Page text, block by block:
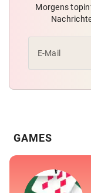
Morgens
E-Mail
GAMES